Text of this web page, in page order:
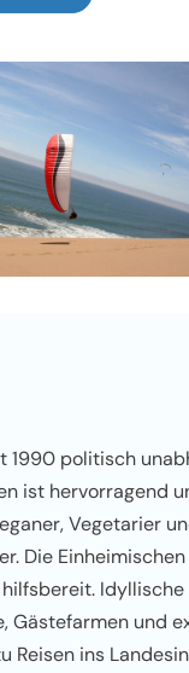
1990 politisch
ist hervorragend
Vegetarier
Die
Idyllische
Gästefarmen und
Reisen ins